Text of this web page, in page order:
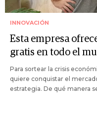
INNOVACIÓN
Esta empresa
gratis en todo el
Para sortear la crisis
quiere conquistar el
estrategia. De qué manera